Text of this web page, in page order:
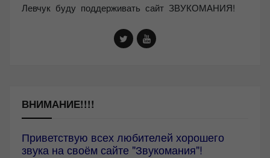
Левчук буду поддерживать сайт ЗВУКОМАНИЯ!
ВНИМАНИЕ!!!!
Приветствую всех любителей хорошего
звука на своём сайте "Звукомания"!